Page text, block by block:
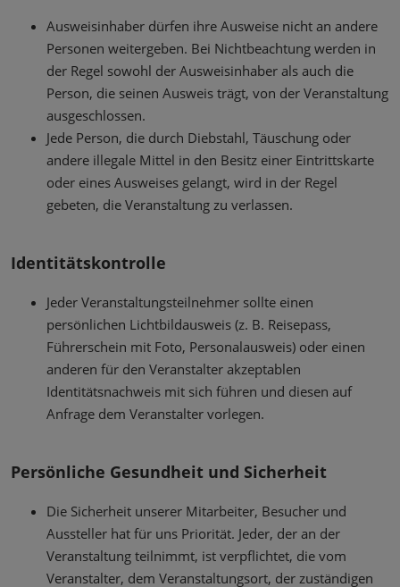
Ausweisinhaber dürfen ihre Ausweise nicht an andere
Personen weitergeben. Bei Nichtbeachtung werden in
der Regel sowohl der Ausweisinhaber als auch die
Person, die seinen Ausweis trägt, von der Veranstaltung
ausgeschlossen.
Jede Person, die durch Diebstahl, Täuschung oder
andere illegale Mittel in den Besitz einer Eintrittskarte
oder eines Ausweises gelangt, wird in der Regel
gebeten, die Veranstaltung zu verlassen.
Identitätskontrolle
Jeder Veranstaltungsteilnehmer sollte einen
persönlichen Lichtbildausweis (z. B. Reisepass,
Führerschein mit Foto, Personalausweis) oder einen
anderen für den Veranstalter akzeptablen
Identitätsnachweis mit sich führen und diesen auf
Anfrage dem Veranstalter vorlegen.
Persönliche Gesundheit und Sicherheit
Die Sicherheit unserer Mitarbeiter, Besucher und
Aussteller hat für uns Priorität. Jeder, der an der
Veranstaltung teilnimmt, ist verpflichtet, die vom
Veranstalter, dem Veranstaltungsort, der zuständigen